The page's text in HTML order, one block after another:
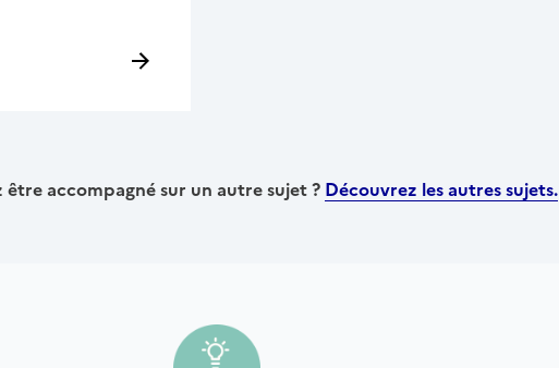
être accompagné sur un autre sujet ? Découvrez les autres sujets.